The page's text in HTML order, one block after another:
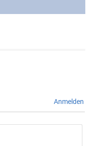
Anmelden